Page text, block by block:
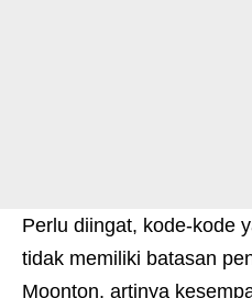
Perlu diingat, kode-kode
tidak memiliki batasan
Moonton, artinya